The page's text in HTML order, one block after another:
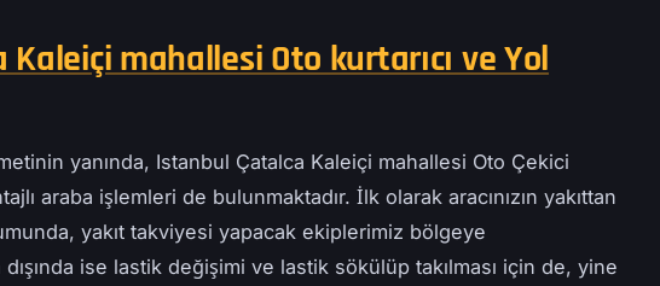
mahallesi Oto kurtarıcı ve Yol
yanında, Istanbul Çatalca Kaleiçi mahallesi Oto Çekici
araba işlemleri de bulunmaktadır. İlk olarak aracınızın yakıttan
yakıt takviyesi yapacak ekiplerimiz bölgeye
ise lastik değişimi ve lastik sökülüp takılması için de, yine